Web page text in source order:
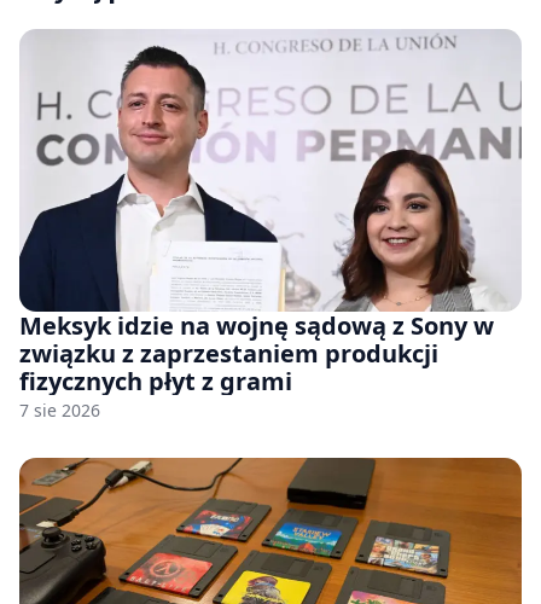
Meksyk idzie na wojnę sądową z Sony w
związku z zaprzestaniem produkcji
fizycznych płyt z grami
7 sie 2026